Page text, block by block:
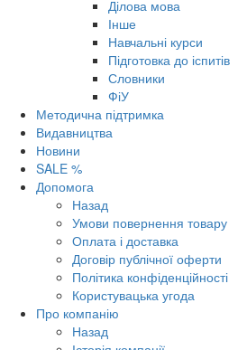
Ділова мова
Інше
Навчальні курси
Підготовка до іспитів
Словники
ФіУ
Методична підтримка
Видавництва
Новини
SALE %
Допомога
Назад
Умови повернення товару
Оплата і доставка
Договір публічної оферти
Політика конфіденційності
Користувацька угода
Про компанію
Назад